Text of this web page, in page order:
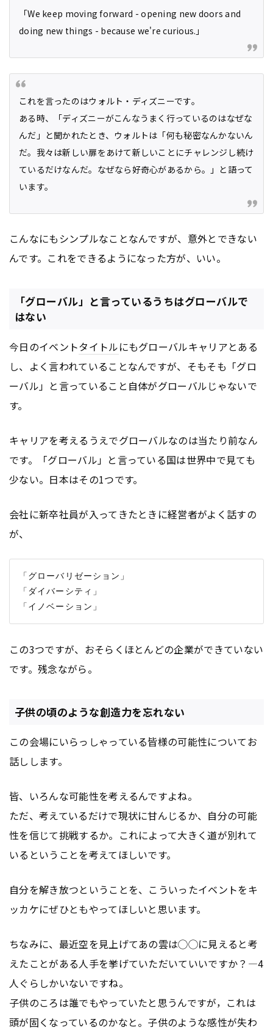
「We keep moving forward - opening new doors and
doing new things - because we're curious.」
これを言ったのはウォルト・ディズニーです。
ある時、「ディズニーがこんなうまく行っているのはなぜな
んだ」と聞かれたとき、ウォルトは「何も秘密なんかないん
だ。我々は新しい扉をあけて新しいことにチャレンジし続け
ているだけなんだ。なぜなら好奇心があるから。」と語って
います。
こんなにもシンプルなことなんですが、意外とできない
んです。これをできるようになった方が、いい。
「グローバル」と言っているうちはグローバルで
はない
今日のイベントタイトルにもグローバルキャリアとある
し、よく言われていることなんですが、そもそも「グロ
ーバル」と言っていること自体がグローバルじゃないで
す。
キャリアを考えるうえでグローバルなのは当たり前なん
です。「グローバル」と言っている国は世界中で見ても
少ない。日本はその1つです。
会社に新卒社員が入ってきたときに経営者がよく話すの
が、
「グローバリゼーション」
「ダイバーシティ」
この3つですが、おそらくほとんどの企業ができていない
です。残念ながら。
子供の頃のような創造力を忘れない
この会場にいらっしゃっている皆様の可能性についてお
話しします。
皆、いろんな可能性を考えるんですよね。
ただ、考えているだけで現状に甘んじるか、自分の可能
性を信じて挑戦するか。これによって大きく道が別れて
いるということを考えてほしいです。
自分を解き放つということを、こういったイベントをキ
ッカケにぜひともやってほしいと思います。
ちなみに、最近空を見上げてあの雲は◯◯に見えると考
えたことがある人手を挙げていただいていいですか？―4
人ぐらしかいないですね。
子供のころは誰でもやっていたと思うんですが，これは
頭が固くなっているのかなと。子供のような感性が失わ